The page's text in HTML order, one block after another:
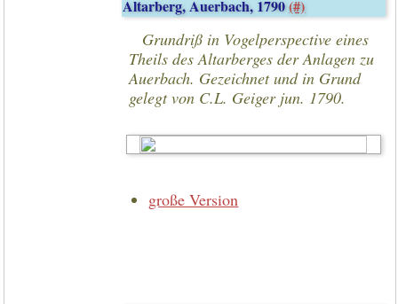
Altarberg, Auerbach, 1790(#)
Grundriß in Vogelperspective eines
Theils des Altarberges der Anlagen zu
Auerbach. Gezeichnet und in Grund
gelegt von C.L. Geiger jun. 1790.
große Version